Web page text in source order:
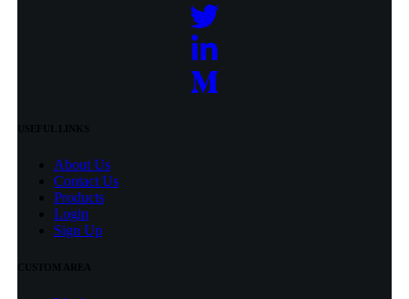
USEFUL LINKS
About Us
Contact Us
Products
Login
Sign Up
CUSTOM AREA